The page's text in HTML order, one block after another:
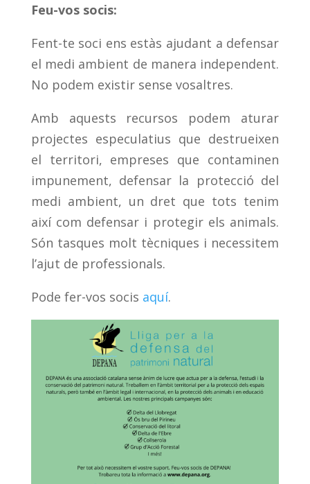
Feu-vos socis:
Fent-te soci ens estàs ajudant a defensar
el medi ambient de manera independent.
No podem existir sense vosaltres.
Amb aquests recursos podem aturar
projectes especulatius que destrueixen
el territori, empreses que contaminen
impunement, defensar la protecció del
medi ambient, un dret que tots tenim
així com defensar i protegir els animals.
Són tasques molt tècniques i necessitem
l’ajut de professionals.
Pode fer-vos socis aquí.